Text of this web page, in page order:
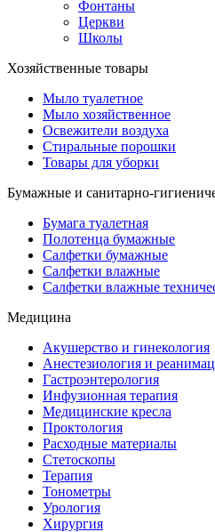
Фонтаны
Церкви
Школы
Хозяйственные товары
Мыло туалетное
Мыло хозяйственное
Освежители воздуха
Стиральные порошки
Товары для уборки
Бумажные и санитарно-
Бумага туалетная
Полотенца бумажные
Салфетки бумажные
Салфетки влажные
Салфетки влажные
Медицина
Акушерство и гинекология
Анестезиология и
Гастроэнтерология
Инфузионная терапия
Медицинские кресла
Проктология
Расходные материалы
Стетоскопы
Терапия
Тонометры
Урология
Хирургия